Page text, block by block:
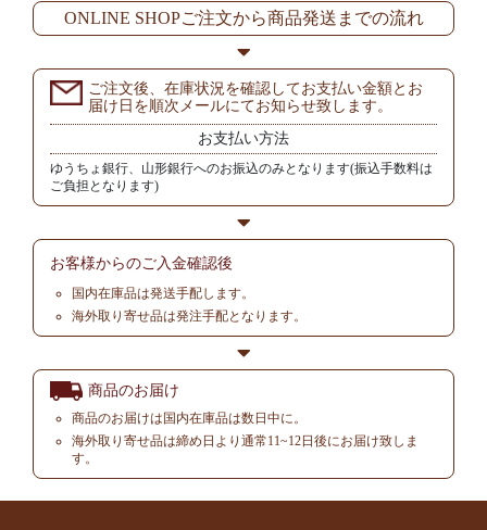
ONLINE SHOPご注文から商品発送までの流れ
ご注文後、在庫状況を確認してお支払い金額とお
届け日を順次メールにてお知らせ致します。
お支払い方法
ゆうちょ銀行、山形銀行へのお振込のみとなります(振込手数料は
ご負担となります)
お客様からのご入金確認後
国内在庫品は発送手配します。
海外取り寄せ品は発注手配となります。
商品のお届け
商品のお届けは国内在庫品は数日中に。
海外取り寄せ品は締め日より通常11~12日後にお届け致しま
す。